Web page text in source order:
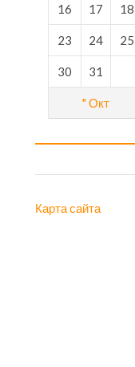
" Окт
16 17 18
23 24 25
30 31
Карта сайта